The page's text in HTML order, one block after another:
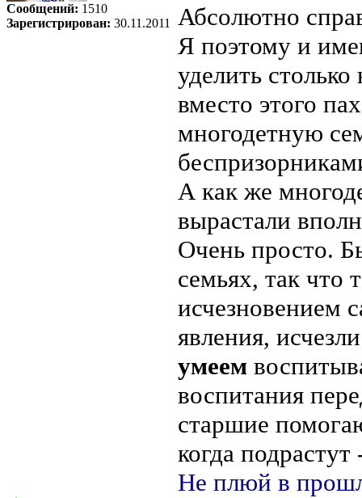
Сообщений: 1510
Зарегистрирован: 30.11.2011 Абсолютно
Я поэтому и
уделить
вместо этого
многодетную
А как же
вырастали
Очень просто.
семьях, так что
исчезновением
явления,
умеем
воспитания
старшие
когда
Не плюй в